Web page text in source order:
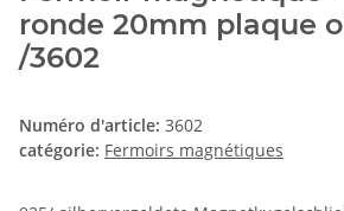
ronde 20mm plaque
/3602
Numéro d'article: 3602
catégorie: Fermoirs magnétiques